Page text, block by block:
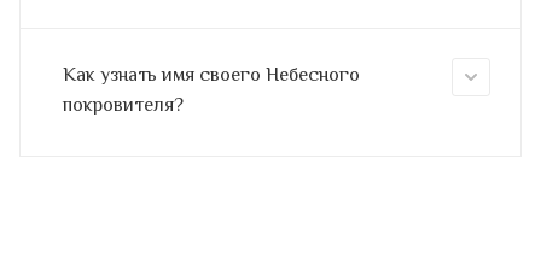
Как узнать имя своего Небесного
покровителя?